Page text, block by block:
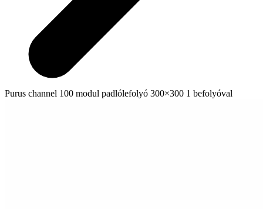
Purus channel 100 modul padlólefolyó 300×300 1 befolyóval